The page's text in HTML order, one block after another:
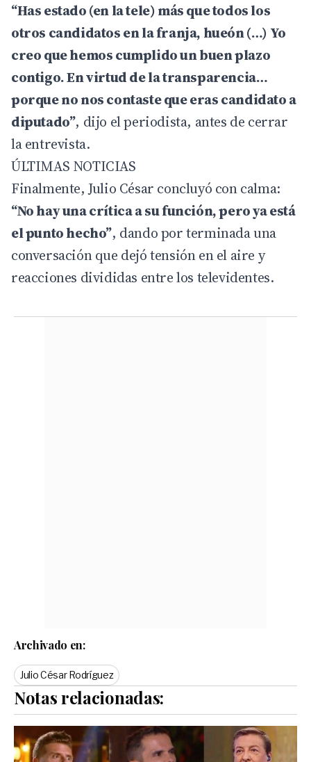
“Has estado (en la tele) más que todos los
otros candidatos en la franja, hueón (…) Yo
creo que hemos cumplido un buen plazo
contigo. En virtud de la transparencia…
porque no nos contaste que eras candidato a
diputado”, dijo el periodista, antes de cerrar
la entrevista.
ÚLTIMAS NOTICIAS
Finalmente, Julio César concluyó con calma:
“No hay una crítica a su función, pero ya está
el punto hecho”, dando por terminada una
conversación que dejó tensión en el aire y
reacciones divididas entre los televidentes.
Archivado en:
Julio César Rodríguez
Notas relacionadas: